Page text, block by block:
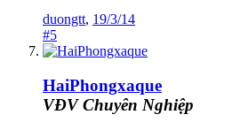
duongtt, 19/3/14
#5
HaiPhongxaque
VĐV Chuyên Nghiệp